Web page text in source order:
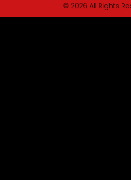
© 2026 All Rights